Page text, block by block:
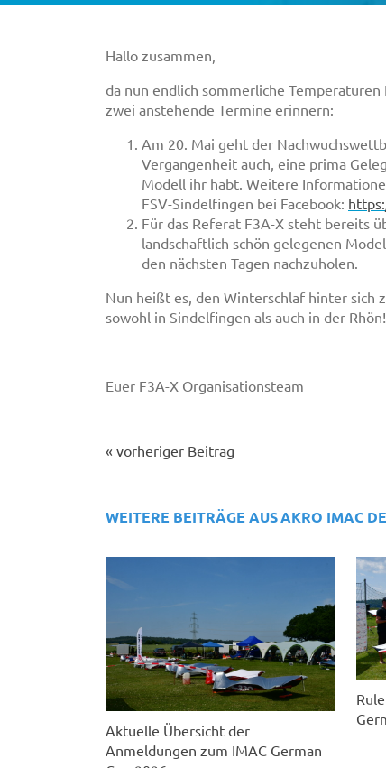
Hallo zusammen,
da nun endlich sommerliche
zwei anstehende Termine erinnern:
Am 20. Mai geht der
Vergangenheit auch, eine prima
Modell ihr habt. Weitere
FSV-Sindelfingen bei Facebook:
Für das Referat F3A-X steht bereits
landschaftlich schön gelegenen
den nächsten Tagen nachzuholen.
Nun heißt es, den Winterschlaf hinter sich
sowohl in Sindelfingen als auch in der Rhön!
Euer F3A-X Organisationsteam
« vorheriger Beitrag
WEITERE BEITRÄGE AUSAKRO IMAC
Aktuelle Übersicht der
Anmeldungen zum IMAC German